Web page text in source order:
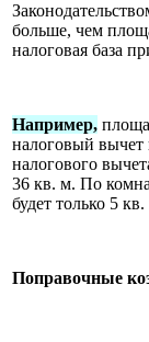
больше, чем
налоговая база
Например,
налоговый вычет
налогового
36 кв. м. По
будет только 5
Поправочные